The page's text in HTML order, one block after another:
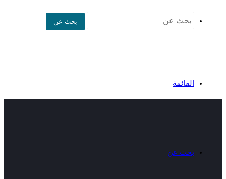
بحث عن
القائمة
بحث عن